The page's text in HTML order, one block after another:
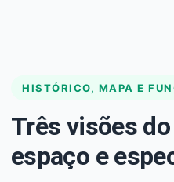
HISTÓRICO, MAPA E
Três visões
espaço e